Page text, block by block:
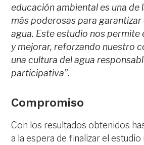
educación ambiental es una de
más poderosas para
agua. Este estudio nos permite
y mejorar, reforzando nuestro
una cultura del agua
participativa”.
Compromiso
Con los resultados obtenidos
a la espera de finalizar el estudio